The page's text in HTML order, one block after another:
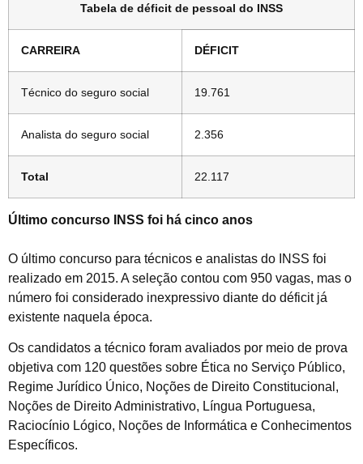
Tabela de déficit de pessoal do INSS
CARREIRA DÉFICIT
Técnico do seguro social 19.761
Analista do seguro social 2.356
Total 22.117
Último concurso INSS foi há cinco anos
O último concurso para técnicos e analistas do INSS foi
realizado em 2015. A seleção contou com 950 vagas, mas o
número foi considerado inexpressivo diante do déficit já
existente naquela época.
Os candidatos a técnico foram avaliados por meio de prova
objetiva com 120 questões sobre Ética no Serviço Público,
Regime Jurídico Único, Noções de Direito Constitucional,
Noções de Direito Administrativo, Língua Portuguesa,
Raciocínio Lógico, Noções de Informática e Conhecimentos
Específicos.